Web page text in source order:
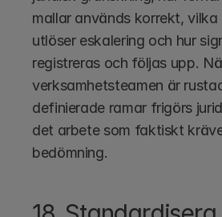
mallar används korrekt, vilka
utlöser eskalering och hur
registreras och följas upp.
verksamhetsteamen är
definierade ramar frigörs
det arbete som faktiskt
bedömning.